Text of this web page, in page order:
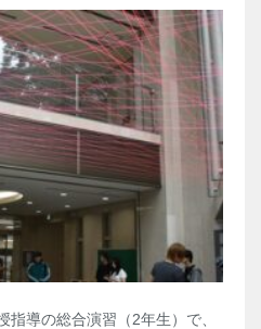
指導の総合演習（2年生）で、